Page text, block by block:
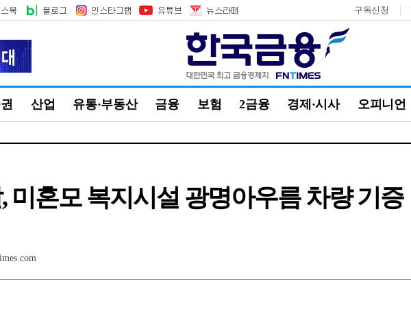
구독신청
산업 유통·부동산 금융 보험 2금융 경제·시사 오피니언
미혼모 복지시설 광명아우름 차량 기증